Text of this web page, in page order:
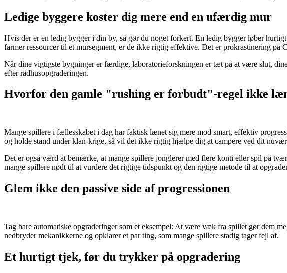
Ledige byggere koster dig mere end en ufærdig mur
Hvis der er en ledig bygger i din by, så gør du noget forkert. En ledig bygger løber
farmer ressourcer til et mursegment, er de ikke rigtig effektive. Det er prokrastinering på
Når dine vigtigste bygninger er færdige, laboratorieforskningen er tæt på at være slut,
efter rådhusopgraderingen.
Hvorfor den gamle "rushing er forbudt"-regel ikke
Mange spillere i fællesskabet i dag har faktisk lænet sig mere mod smart, effektiv
og holde stand under klan-krige, så vil det ikke rigtig hjælpe dig at campere ved dit
Det er også værd at bemærke, at mange spillere jonglerer med flere konti eller spil på
mange spillere nødt til at vurdere det rigtige tidspunkt og den rigtige metode til at
Glem ikke den passive side af progressionen
Tag bare automatiske opgraderinger som et eksempel: At være væk fra spillet gør dem
nedbryder mekanikkerne og opklarer et par ting, som mange spillere stadig tager fejl af.
Et hurtigt tjek, før du trykker på opgradering